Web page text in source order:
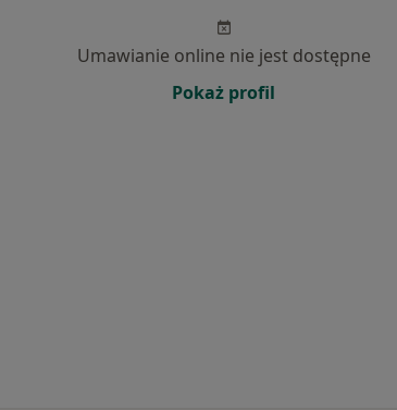
Umawianie online nie jest dostępne
Pokaż profil